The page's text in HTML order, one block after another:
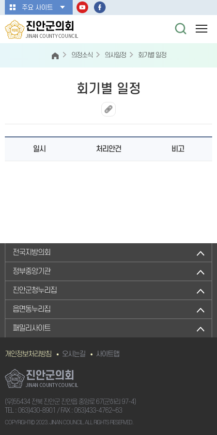
본문바로가기
주요 사이트
진안군의회
JINAN COUNTY COUNCIL
의정소식 의사일정 회기별 일정
회기별 일정
일시 처리안건 비고
전국지방의회
정부중앙기관
진안군청누리집
읍면동누리집
패밀리사이트
개인정보처리방침 오시는길 사이트맵
진안군의회
JINAN COUNTY COUNCIL
(우)55434 전북 진안군 진안읍 중앙로 67(군하리 97-4)
TEL : 063)430-8901 / FAX : 063)433-4762~63
COPYRIGHTⒸ 2023. JINAN COUNCIL. ALL RIGHTS RESERVED.